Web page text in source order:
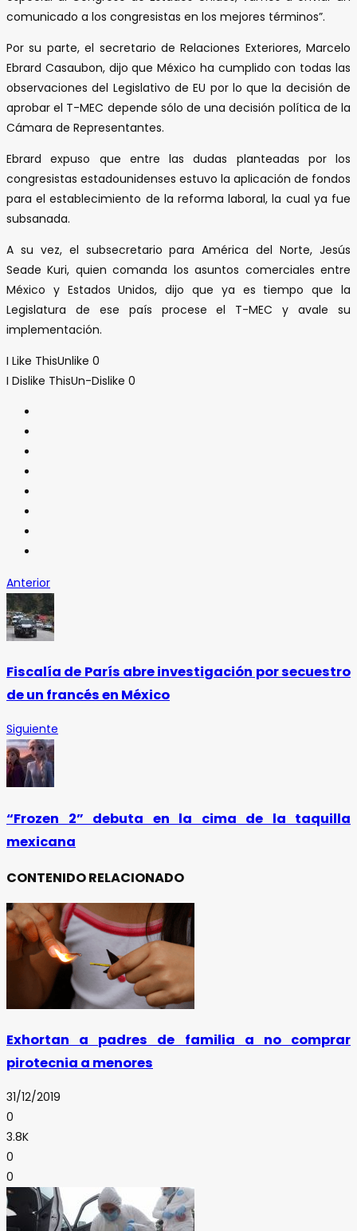
comunicado a los congresistas en los mejores términos”.
Por su parte, el secretario de Relaciones Exteriores, Marcelo
Ebrard Casaubon, dijo que México ha cumplido con todas las
observaciones del Legislativo de EU por lo que la decisión de
aprobar el T-MEC depende sólo de una decisión política de la
Cámara de Representantes.
Ebrard expuso que entre las dudas planteadas por los
congresistas estadounidenses estuvo la aplicación de fondos
para el establecimiento de la reforma laboral, la cual ya fue
subsanada.
A su vez, el subsecretario para América del Norte, Jesús
Seade Kuri, quien comanda los asuntos comerciales entre
México y Estados Unidos, dijo que ya es tiempo que la
Legislatura de ese país procese el T-MEC y avale su
implementación.
I Like ThisUnlike 0
I Dislike ThisUn-Dislike 0
Anterior
Fiscalía de París abre investigación por secuestro
de un francés en México
Siguiente
“Frozen 2” debuta en la cima de la taquilla
mexicana
CONTENIDO RELACIONADO
Exhortan a padres de familia a no comprar
pirotecnia a menores
31/12/2019
0
3.8K
0
0